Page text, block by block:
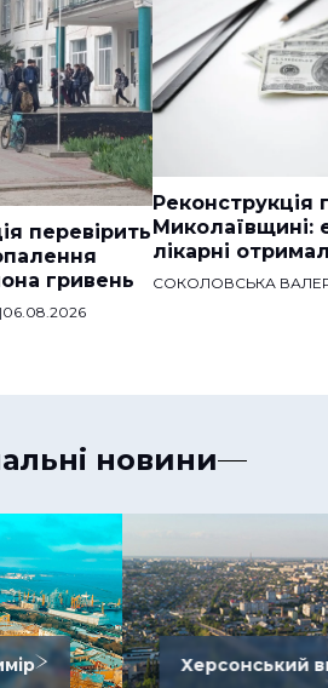
перевірить
гривень
|06.08.2026
Реконструкція
Миколаївщині:
лікарні
СОКОЛОВСЬКА
новини
Херсонський